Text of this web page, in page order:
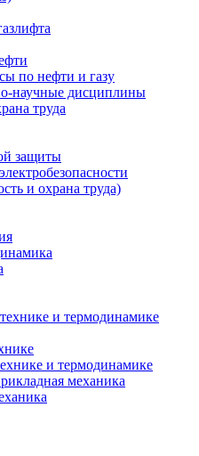
по нефти и газу
научные дисциплины
труда
защиты
и охрана труда)
и термодинамике
и термодинамике
механика